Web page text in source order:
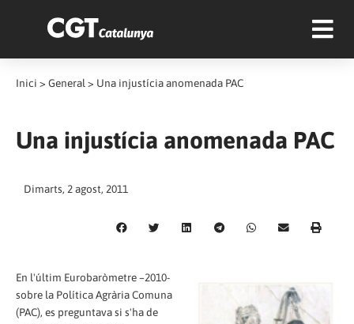
Inici > General > Una injustícia anomenada PAC
Una injustícia anomenada PAC
Dimarts, 2 agost, 2011
En l'últim Eurobaròmetre –2010-
sobre la Política Agrària Comuna
(PAC), es preguntava si s'ha de